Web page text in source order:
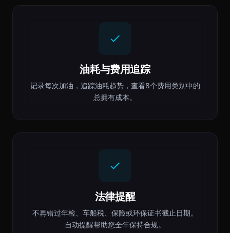
油耗与费用追踪
记录每次加油，追踪油耗趋势，查看8个费用类别中的
总拥有成本。
法律提醒
不再错过年检、车船税、保险或环保证书截止日期。
自动提醒帮助您全年保持合规。